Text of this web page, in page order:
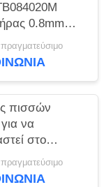
0.8mm
BTB
Χ 2*10
πισσών
να
στο
5001-
20F